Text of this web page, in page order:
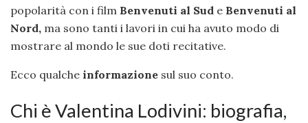
popolarità con i film Benvenuti al Sud e Benvenuti al
Nord, ma sono tanti i lavori in cui ha avuto modo di
mostrare al mondo le sue doti recitative.
Ecco qualche informazione sul suo conto.
Chi è Valentina Lodivini: biografia,